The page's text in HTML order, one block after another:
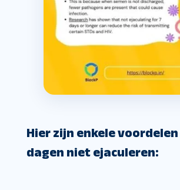
Hier zijn enkele voordelen
dagen niet ejaculeren: